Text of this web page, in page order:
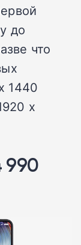
до
что
1440
х
990